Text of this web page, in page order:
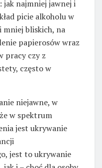
najmniej jawnej i
picie alkoholu w
bliskich, na
papierosów wraz
pracy czy z
często w
niejawne, w
w spektrum
jest ukrywanie
jest to ukrywanie